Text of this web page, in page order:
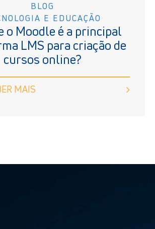
BLOG
E EDUCAÇÃO
o Moodle é a principal
LMS para criação de
cursos online?
MAIS